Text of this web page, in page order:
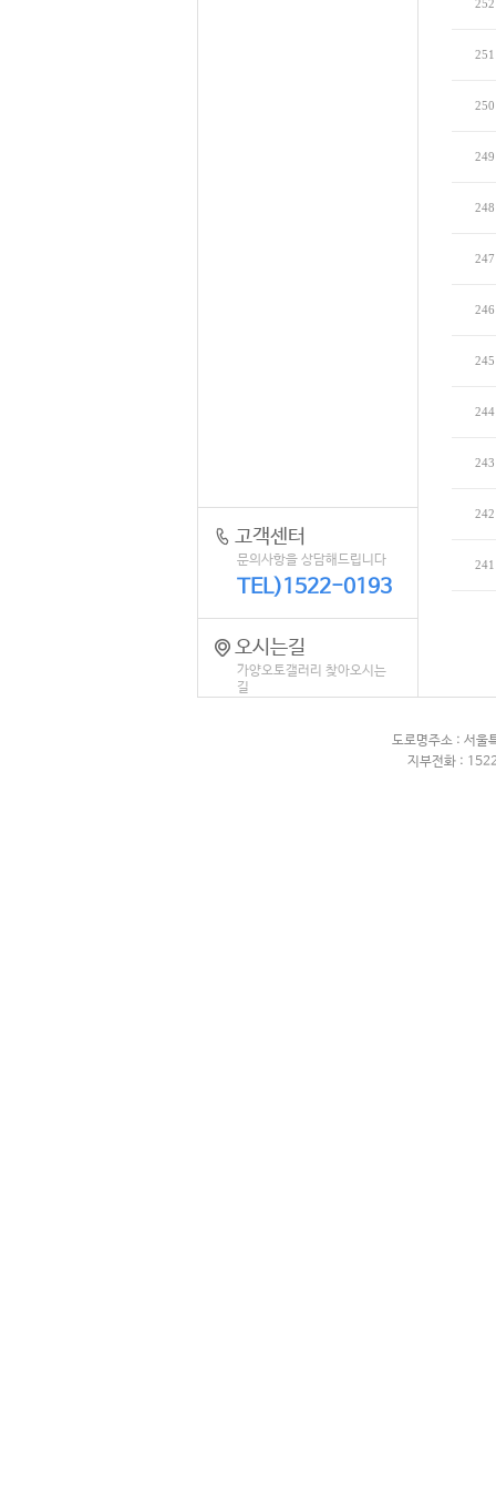
252
251
250
249
248
247
246
245
244
243
242
241
도로명주소 : 서울
지부전화 :
고객센터
문의사항을 상담해드립니다
TEL)1522-0193
오시는길
가양오토갤러리 찾아오시는
길